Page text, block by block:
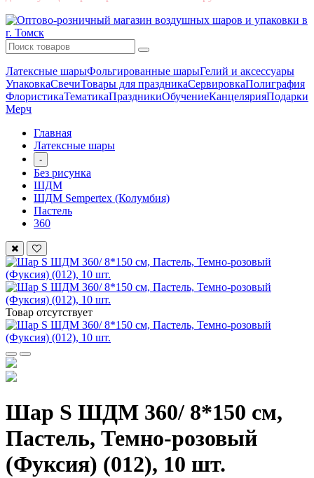
Латексные шарыФольгированные шарыГелий и аксессуары
УпаковкаСвечиТовары для праздникаСервировкаПолиграфия
ФлористикаТематикаПраздникиОбучениеКанцелярияПодарки
Мерч
Главная
Латексные шары
-
Без рисунка
ШДМ
ШДМ Sempertex (Колумбия)
Пастель
360
Товар отсутствует
Шар S ШДМ 360/ 8*150 см,
Пастель, Темно-розовый
(Фуксия) (012), 10 шт.